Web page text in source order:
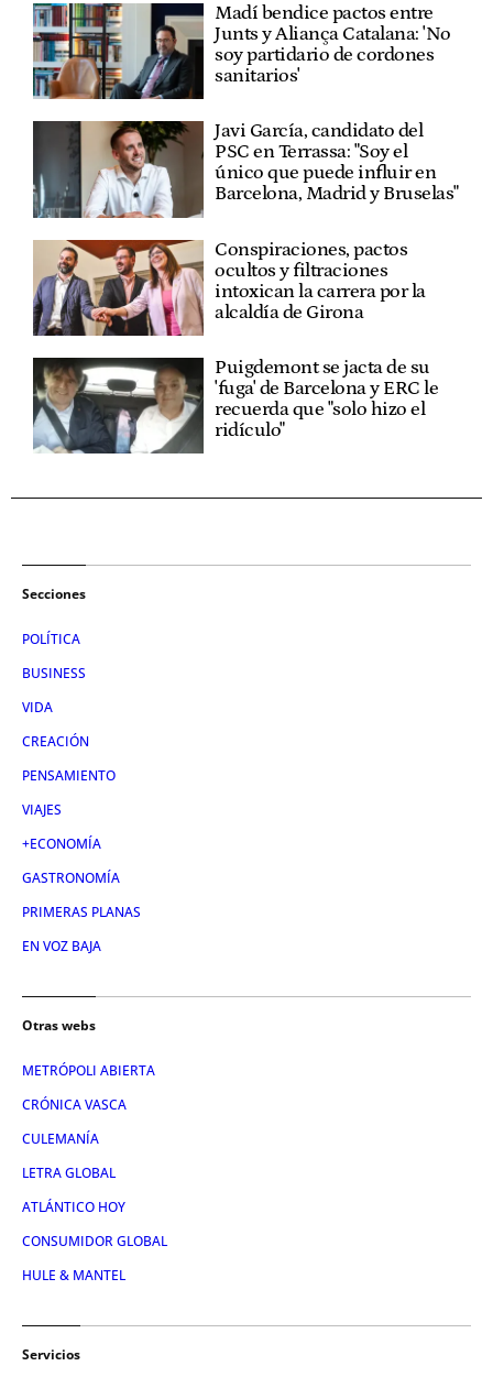
Madí bendice pactos entre
Junts y Aliança Catalana: 'No
soy partidario de cordones
sanitarios'
Javi García, candidato del
PSC en Terrassa: "Soy el
único que puede influir en
Barcelona, Madrid y Bruselas"
Conspiraciones, pactos
ocultos y filtraciones
intoxican la carrera por la
alcaldía de Girona
Puigdemont se jacta de su
'fuga' de Barcelona y ERC le
recuerda que "solo hizo el
ridículo"
Secciones
POLÍTICA
BUSINESS
VIDA
CREACIÓN
PENSAMIENTO
VIAJES
+ECONOMÍA
GASTRONOMÍA
PRIMERAS PLANAS
EN VOZ BAJA
Otras webs
METRÓPOLI ABIERTA
CRÓNICA VASCA
CULEMANÍA
LETRA GLOBAL
ATLÁNTICO HOY
CONSUMIDOR GLOBAL
HULE & MANTEL
Servicios